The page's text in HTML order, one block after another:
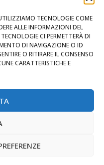
TECNOLOGIE COME
ALLE INFORMAZIONI DEL
CI PERMETTERÀ DI
DI NAVIGAZIONE O ID
O RITIRARE IL CONSENSO
CARATTERISTICHE E